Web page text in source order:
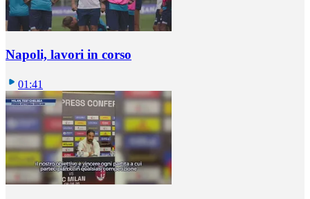
Napoli, lavori in corso
01:41